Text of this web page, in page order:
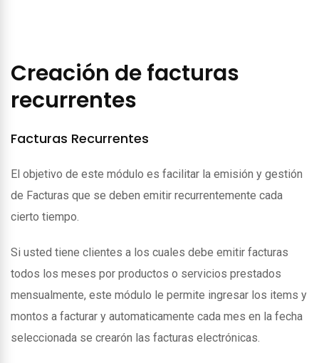
Creación de facturas
recurrentes
Facturas Recurrentes
El objetivo de este módulo es facilitar la emisión y gestión
de Facturas que se deben emitir recurrentemente cada
cierto tiempo.
Si usted tiene clientes a los cuales debe emitir facturas
todos los meses por productos o servicios prestados
mensualmente, este módulo le permite ingresar los items y
montos a facturar y automaticamente cada mes en la fecha
seleccionada se crearón las facturas electrónicas.